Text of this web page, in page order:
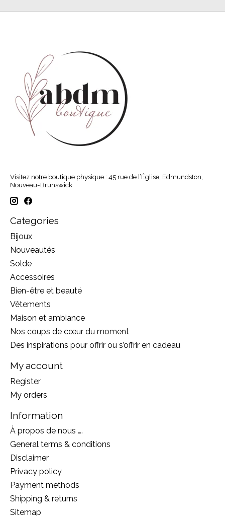
Visitez notre boutique physique : 45 rue de l’Église, Edmundston,
Nouveau-Brunswick
Categories
Bijoux
Nouveautés
Solde
Accessoires
Bien-être et beauté
Vêtements
Maison et ambiance
Nos coups de cœur du moment
Des inspirations pour offrir ou s’offrir en cadeau
My account
Register
My orders
Information
À propos de nous ….
General terms & conditions
Disclaimer
Privacy policy
Payment methods
Shipping & returns
Sitemap